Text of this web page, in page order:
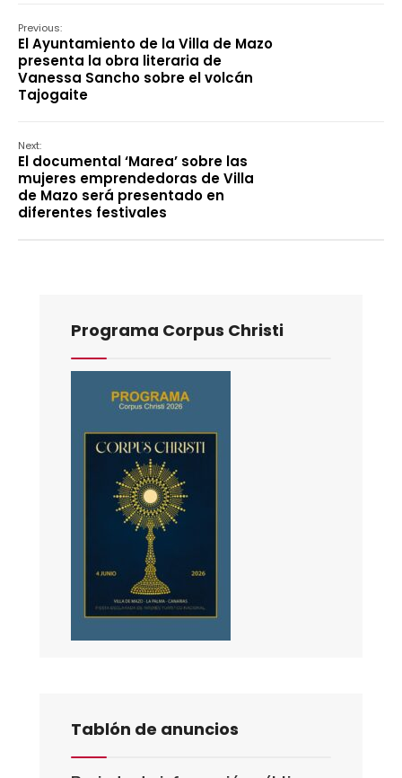
Previous:
El Ayuntamiento de la Villa de Mazo
presenta la obra literaria de
Vanessa Sancho sobre el volcán
Tajogaite
Next:
El documental ‘Marea’ sobre las
mujeres emprendedoras de Villa
de Mazo será presentado en
diferentes festivales
Programa Corpus Christi
Tablón de anuncios